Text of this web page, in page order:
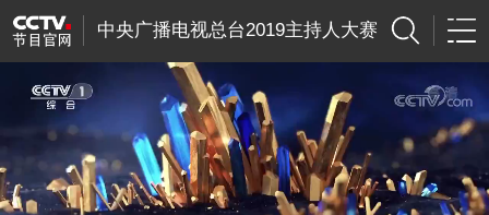
中央广播电视总台2019主持人大赛